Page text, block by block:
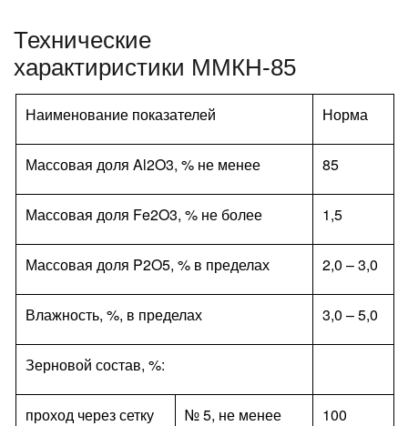
Технические
характиристики ММКН-85
Наименование показателей Норма
Массовая доля Al2O3, % не менее 85
Массовая доля Fe2O3, % не более 1,5
Массовая доля P2O5, % в пределах 2,0 – 3,0
Влажность, %, в пределах 3,0 – 5,0
Зерновой состав, %:
проход через сетку № 5, не менее 100